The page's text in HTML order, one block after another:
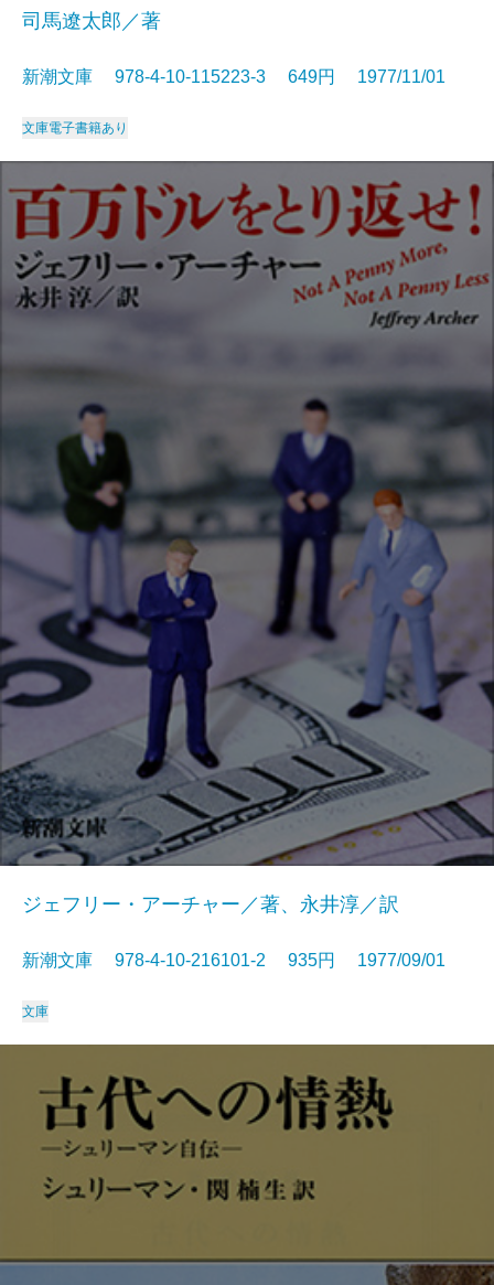
司馬遼太郎／著
新潮文庫 978-4-10-115223-3 649円 1977/11/01
文庫電子書籍あり
ジェフリー・アーチャー／著、永井淳／訳
新潮文庫 978-4-10-216101-2 935円 1977/09/01
文庫